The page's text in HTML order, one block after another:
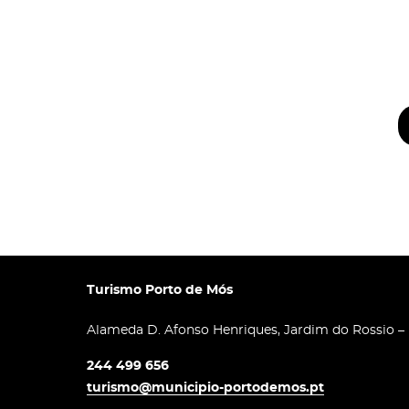
Turismo Porto de Mós
Alameda D. Afonso Henriques, Jardim do Rossio
244 499 656
turismo@municipio-portodemos.pt